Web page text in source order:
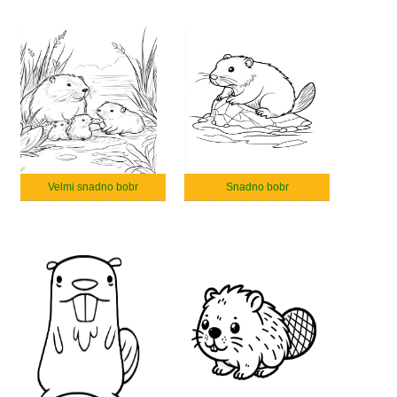
Velmi snadno bobr Snadno bobr